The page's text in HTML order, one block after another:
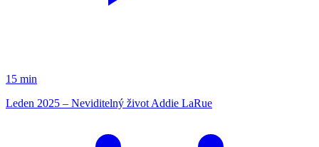
15 min
Leden 2025 – Neviditelný život Addie LaRue